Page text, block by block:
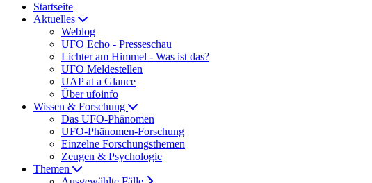
Startseite
Aktuelles
Weblog
UFO Echo - Presseschau
Lichter am Himmel - Was ist das?
UFO Meldestellen
UAP at a Glance
Über ufoinfo
Wissen & Forschung
Das UFO-Phänomen
UFO-Phänomen-Forschung
Einzelne Forschungsthemen
Zeugen & Psychologie
Themen